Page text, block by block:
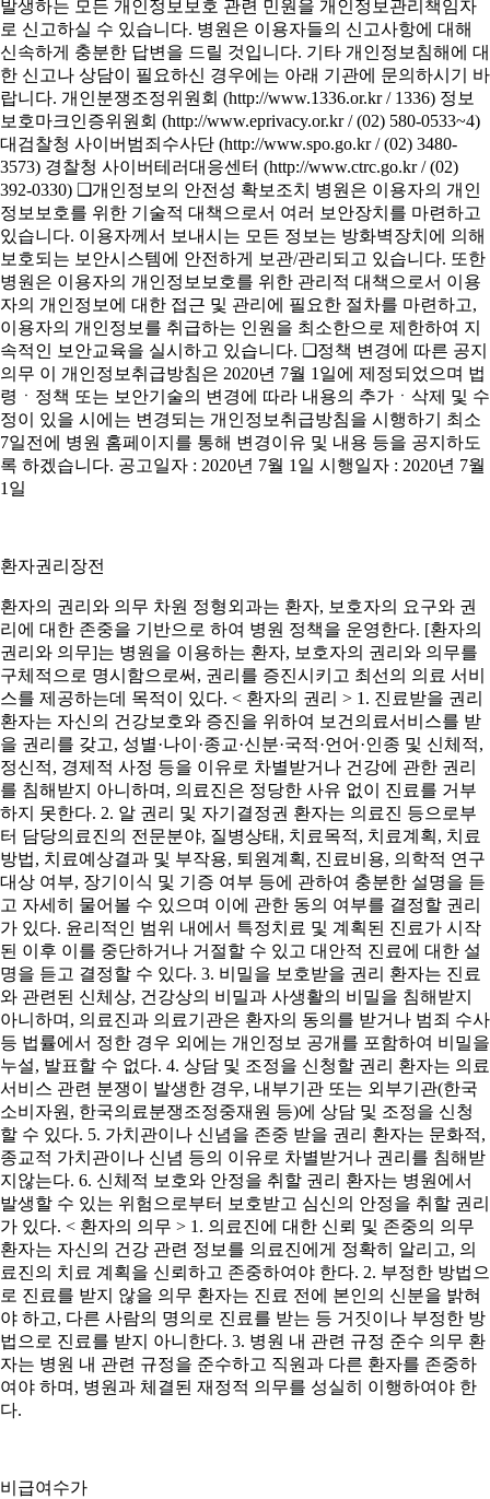
발생하는 모든 개인정보보호 관련 민원을 개인정보관리책임자
로 신고하실 수 있습니다. 병원은 이용자들의 신고사항에 대해
신속하게 충분한 답변을 드릴 것입니다. 기타 개인정보침해에 대
한 신고나 상담이 필요하신 경우에는 아래 기관에 문의하시기 바
랍니다. 개인분쟁조정위원회 (http://www.1336.or.kr / 1336) 정보
보호마크인증위원회 (http://www.eprivacy.or.kr / (02) 580-0533~4)
대검찰청 사이버범죄수사단 (http://www.spo.go.kr / (02) 3480-
3573) 경찰청 사이버테러대응센터 (http://www.ctrc.go.kr / (02)
392-0330) ❑개인정보의 안전성 확보조치 병원은 이용자의 개인
정보보호를 위한 기술적 대책으로서 여러 보안장치를 마련하고
있습니다. 이용자께서 보내시는 모든 정보는 방화벽장치에 의해
보호되는 보안시스템에 안전하게 보관/관리되고 있습니다. 또한
병원은 이용자의 개인정보보호를 위한 관리적 대책으로서 이용
자의 개인정보에 대한 접근 및 관리에 필요한 절차를 마련하고,
이용자의 개인정보를 취급하는 인원을 최소한으로 제한하여 지
속적인 보안교육을 실시하고 있습니다. ❑정책 변경에 따른 공지
의무 이 개인정보취급방침은 2020년 7월 1일에 제정되었으며 법
령ㆍ정책 또는 보안기술의 변경에 따라 내용의 추가ㆍ삭제 및 수
정이 있을 시에는 변경되는 개인정보취급방침을 시행하기 최소
7일전에 병원 홈페이지를 통해 변경이유 및 내용 등을 공지하도
록 하겠습니다. 공고일자 : 2020년 7월 1일 시행일자 : 2020년 7월
1일
환자권리장전
환자의 권리와 의무 차원 정형외과는 환자, 보호자의 요구와 권
리에 대한 존중을 기반으로 하여 병원 정책을 운영한다. [환자의
권리와 의무]는 병원을 이용하는 환자, 보호자의 권리와 의무를
구체적으로 명시함으로써, 권리를 증진시키고 최선의 의료 서비
스를 제공하는데 목적이 있다. < 환자의 권리 > 1. 진료받을 권리
환자는 자신의 건강보호와 증진을 위하여 보건의료서비스를 받
을 권리를 갖고, 성별·나이·종교·신분·국적·언어·인종 및 신체적,
정신적, 경제적 사정 등을 이유로 차별받거나 건강에 관한 권리
를 침해받지 아니하며, 의료진은 정당한 사유 없이 진료를 거부
하지 못한다. 2. 알 권리 및 자기결정권 환자는 의료진 등으로부
터 담당의료진의 전문분야, 질병상태, 치료목적, 치료계획, 치료
방법, 치료예상결과 및 부작용, 퇴원계획, 진료비용, 의학적 연구
대상 여부, 장기이식 및 기증 여부 등에 관하여 충분한 설명을 듣
고 자세히 물어볼 수 있으며 이에 관한 동의 여부를 결정할 권리
가 있다. 윤리적인 범위 내에서 특정치료 및 계획된 진료가 시작
된 이후 이를 중단하거나 거절할 수 있고 대안적 진료에 대한 설
명을 듣고 결정할 수 있다. 3. 비밀을 보호받을 권리 환자는 진료
와 관련된 신체상, 건강상의 비밀과 사생활의 비밀을 침해받지
아니하며, 의료진과 의료기관은 환자의 동의를 받거나 범죄 수사
등 법률에서 정한 경우 외에는 개인정보 공개를 포함하여 비밀을
누설, 발표할 수 없다. 4. 상담 및 조정을 신청할 권리 환자는 의료
서비스 관련 분쟁이 발생한 경우, 내부기관 또는 외부기관(한국
소비자원, 한국의료분쟁조정중재원 등)에 상담 및 조정을 신청
할 수 있다. 5. 가치관이나 신념을 존중 받을 권리 환자는 문화적,
종교적 가치관이나 신념 등의 이유로 차별받거나 권리를 침해받
지않는다. 6. 신체적 보호와 안정을 취할 권리 환자는 병원에서
발생할 수 있는 위험으로부터 보호받고 심신의 안정을 취할 권리
가 있다. < 환자의 의무 > 1. 의료진에 대한 신뢰 및 존중의 의무
환자는 자신의 건강 관련 정보를 의료진에게 정확히 알리고, 의
료진의 치료 계획을 신뢰하고 존중하여야 한다. 2. 부정한 방법으
로 진료를 받지 않을 의무 환자는 진료 전에 본인의 신분을 밝혀
야 하고, 다른 사람의 명의로 진료를 받는 등 거짓이나 부정한 방
법으로 진료를 받지 아니한다. 3. 병원 내 관련 규정 준수 의무 환
자는 병원 내 관련 규정을 준수하고 직원과 다른 환자를 존중하
여야 하며, 병원과 체결된 재정적 의무를 성실히 이행하여야 한
다.
비급여수가